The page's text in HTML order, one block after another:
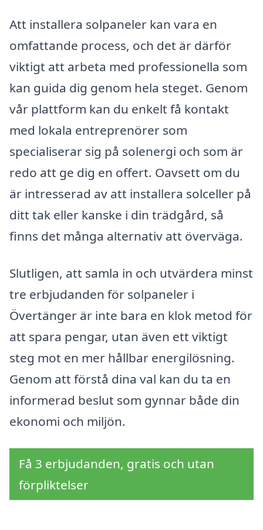
Att installera solpaneler kan vara en
omfattande process, och det är därför
viktigt att arbeta med professionella som
kan guida dig genom hela steget. Genom
vår plattform kan du enkelt få kontakt
med lokala entreprenörer som
specialiserar sig på solenergi och som är
redo att ge dig en offert. Oavsett om du
är intresserad av att installera solceller på
ditt tak eller kanske i din trädgård, så
finns det många alternativ att överväga.
Slutligen, att samla in och utvärdera minst
tre erbjudanden för solpaneler i
Övertänger är inte bara en klok metod för
att spara pengar, utan även ett viktigt
steg mot en mer hållbar energilösning.
Genom att förstå dina val kan du ta en
informerad beslut som gynnar både din
ekonomi och miljön.
Få 3 erbjudanden, gratis och utan
förpliktelser